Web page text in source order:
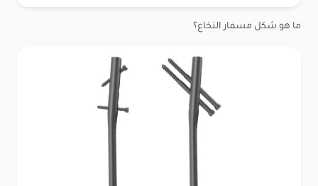
ما هو شكل مسمار النخاع؟